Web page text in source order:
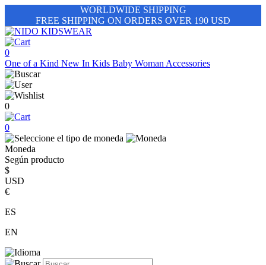
WORLDWIDE SHIPPING
FREE SHIPPING ON ORDERS OVER 190 USD
0
One of a Kind New In Kids Baby Woman Accessories
0
0
Moneda
Según producto
$
USD
€
ES
EN